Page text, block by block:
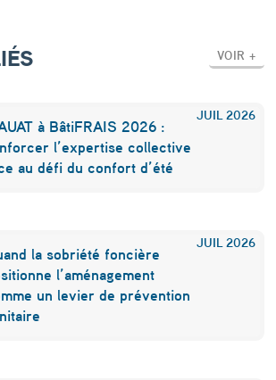
VOIR +
JUIL 2026
à BâtiFRAIS 2026 :
l’expertise collective
au défi du confort d’été
JUIL 2026
la sobriété foncière
l’aménagement
un levier de prévention